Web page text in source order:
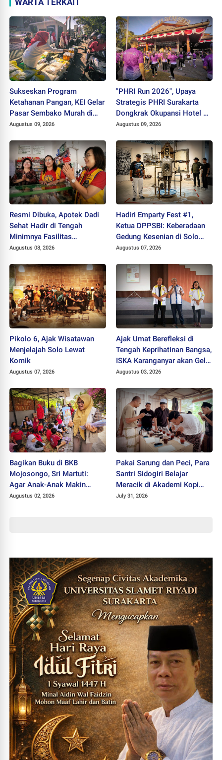
WARTA TERKAIT
Sukseskan Program
Ketahanan Pangan, KEI Gelar
Pasar Sembako Murah di
CFD Solo
Augustus 09, 2026
"PHRI Run 2026", Upaya
Strategis PHRI Surakarta
Dongkrak Okupansi Hotel di
Tengah Lesunya MICE
Augustus 09, 2026
Resmi Dibuka, Apotek Dadi
Sehat Hadir di Tengah
Minimnya Fasilitas
Kesehatan Kawasan Jeruk
Augustus 08, 2026
Hadiri Emparty Fest #1,
Ketua DPPSBI: Keberadaan
Gedung Kesenian di Solo
Sangat Mendesak
Augustus 07, 2026
Pikolo 6, Ajak Wisatawan
Menjelajah Solo Lewat
Komik
Augustus 07, 2026
Ajak Umat Berefleksi di
Tengah Keprihatinan Bangsa,
ISKA Karanganyar akan Gelar
"Mlampah Ziarah"
Augustus 03, 2026
Bagikan Buku di BKB
Mojosongo, Sri Martuti:
Agar Anak-Anak Makin
Kreatif
Augustus 02, 2026
Pakai Sarung dan Peci, Para
Santri Sidogiri Belajar
Meracik di Akademi Kopi
Santri
July 31, 2026